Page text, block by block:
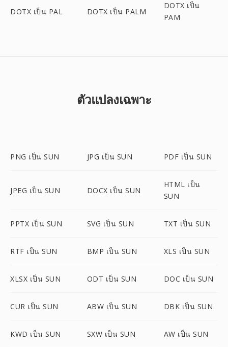
DOTX เป็น PAL DOTX เป็น PALM
DOTX เป็น
PAM
ตัวแปลงเฉพาะ
PNG เป็น SUN JPG เป็น SUN PDF เป็น SUN
JPEG เป็น SUN DOCX เป็น SUN
HTML เป็น
SUN
PPTX เป็น SUN SVG เป็น SUN TXT เป็น SUN
RTF เป็น SUN BMP เป็น SUN XLS เป็น SUN
XLSX เป็น SUN ODT เป็น SUN DOC เป็น SUN
CUR เป็น SUN ABW เป็น SUN DBK เป็น SUN
KWD เป็น SUN SXW เป็น SUN AW เป็น SUN